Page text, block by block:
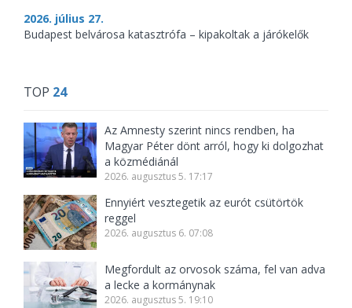
2026. július 27.
Budapest belvárosa katasztrófa – kipakoltak a járókelők
TOP 24
Az Amnesty szerint nincs rendben, ha
Magyar Péter dönt arról, hogy ki dolgozhat
a közmédiánál
2026. augusztus 5. 17:17
Ennyiért vesztegetik az eurót csütörtök
reggel
2026. augusztus 6. 07:08
Megfordult az orvosok száma, fel van adva
a lecke a kormánynak
2026. augusztus 5. 19:10